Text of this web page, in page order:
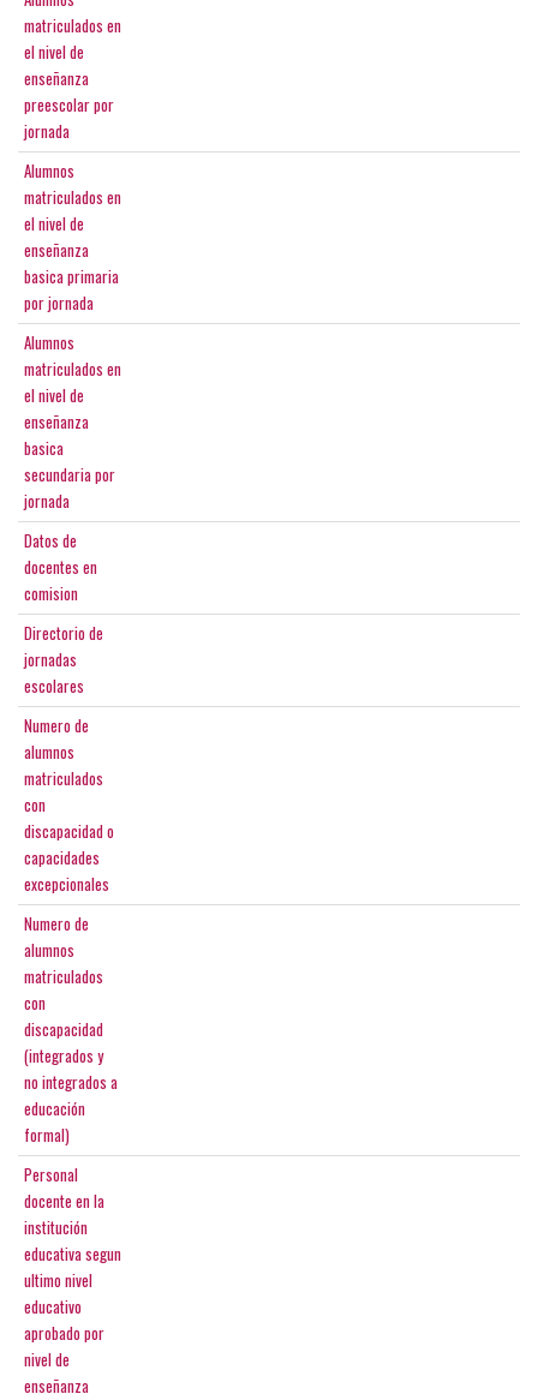
matriculados en
el nivel de
enseñanza
preescolar por
jornada
Alumnos
matriculados en
el nivel de
enseñanza
basica primaria
por jornada
Alumnos
matriculados en
el nivel de
enseñanza
basica
secundaria por
jornada
Datos de
docentes en
comision
Directorio de
jornadas
escolares
Numero de
alumnos
matriculados
con
discapacidad o
capacidades
excepcionales
Numero de
alumnos
matriculados
con
discapacidad
(integrados y
no integrados a
educación
formal)
Personal
docente en la
institución
educativa segun
ultimo nivel
educativo
aprobado por
nivel de
enseñanza